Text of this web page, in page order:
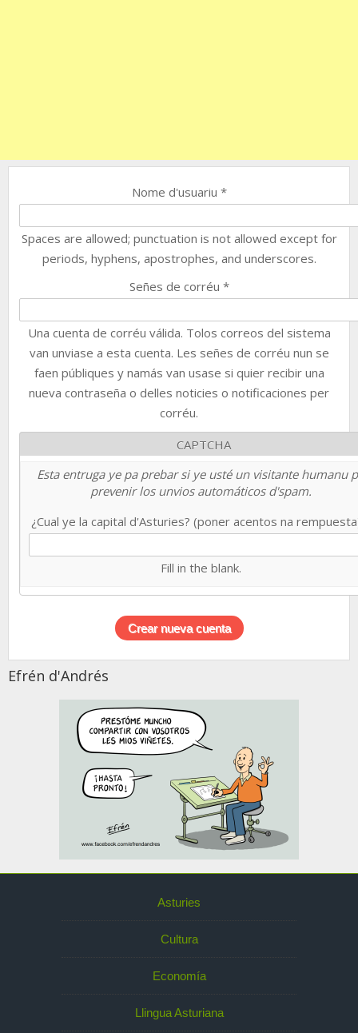
Nome d'usuariu *
Spaces are allowed; punctuation is not allowed except for
periods, hyphens, apostrophes, and underscores.
Señes de corréu *
Una cuenta de corréu válida. Tolos correos del sistema
van unviase a esta cuenta. Les señes de corréu nun se
faen públiques y namás van usase si quier recibir una
nueva contraseña o delles noticies o notificaciones per
corréu.
CAPTCHA
Esta entruga ye pa prebar si ye usté un visitante humanu
prevenir los unvios automáticos d'spam.
¿Cual ye la capital d'Asturies? (poner acentos na
Fill in the blank.
Efrén d'Andrés
Asturies
Cultura
Economía
Llingua Asturiana